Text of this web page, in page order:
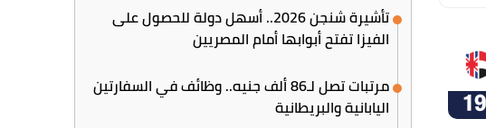
تأشيرة شنجن 2026.. أسهل دولة للحصول على
الفيزا تفتح أبوابها أمام المصريين
مرتبات تصل لـ86 ألف جنيه.. وظائف في السفارتين
اليابانية والبريطانية